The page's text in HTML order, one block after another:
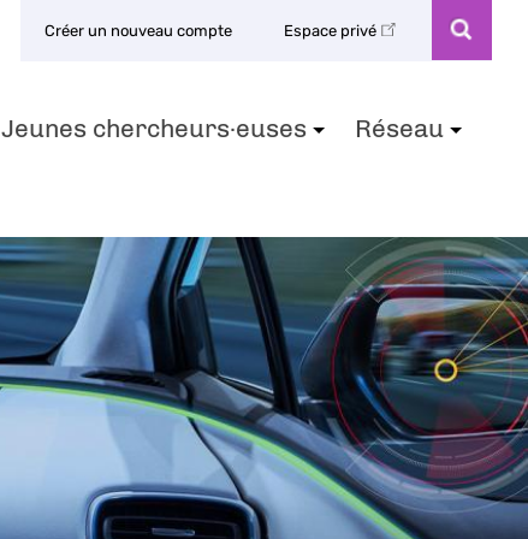
Créer un nouveau compte Espace privé
Jeunes chercheurs·euses Réseau